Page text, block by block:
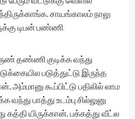
சாயங்காலம் நாலு
டிபன் பண்ணி
தண்ணி குடிக்க வந்து
படுத்துட்டு இருந்த
அம்மானு கூப்பிட்டு பதிலில் லாம
பாத்து உடம்பு சில்லுனு
கத்தி யிருக்கான். பக்கத்து வீட்ல